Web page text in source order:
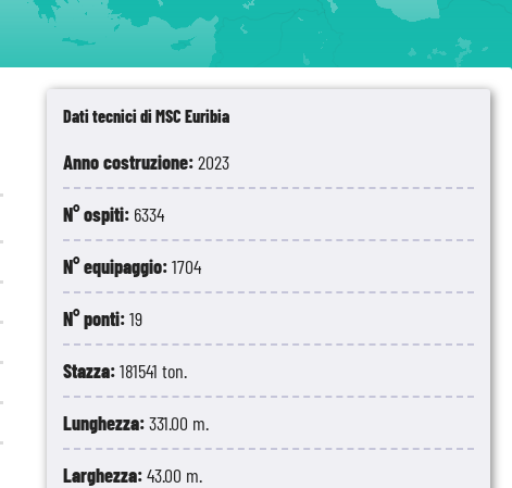
Dati tecnici di MSC Euribia
Anno costruzione:2023
N° ospiti: 6334
N° equipaggio:1704
N° ponti:19
Stazza:181541 ton.
Lunghezza:331.00 m.
Larghezza:43.00 m.